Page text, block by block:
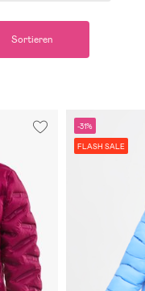
Sortieren
-31%
FLASH SALE